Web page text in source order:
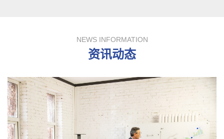
NEWS INFORMATION
资讯动态